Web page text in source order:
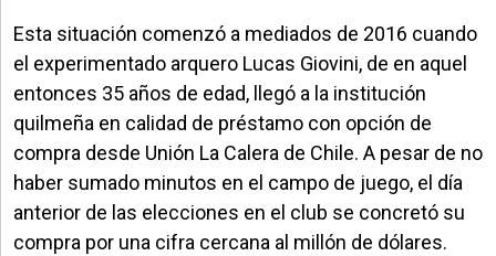
Esta situación comenzó a mediados de 2016 cuando
el experimentado arquero Lucas Giovini, de en aquel
entonces 35 años de edad, llegó a la institución
quilmeña en calidad de préstamo con opción de
compra desde Unión La Calera de Chile. A pesar de no
haber sumado minutos en el campo de juego, el día
anterior de las elecciones en el club se concretó su
compra por una cifra cercana al millón de dólares.